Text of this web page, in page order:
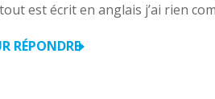
est écrit en anglais j’ai rien
RÉPONDRE